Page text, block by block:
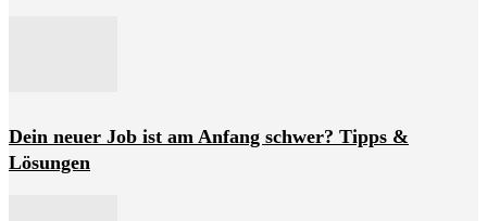
Dein neuer Job ist am Anfang schwer? Tipps &
Lösungen